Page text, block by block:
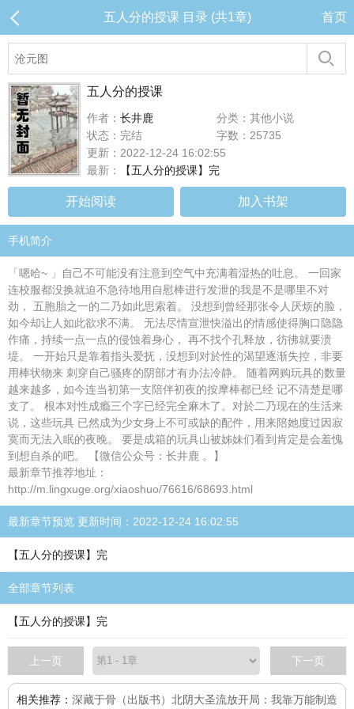
五人分的授课 目录 (共1章) 首页
五人分的授课
作者： 长井鹿
分类：其他小说
状态：完结
字数：25735
更新：2022-12-24 16:02:55
最新：
【五人分的授课】完
开始阅读 加入书架
手机简介
「嗯哈~ 」自己不可能没有注意到空气中充满着湿热的吐息。 一回家
连校服都没换就迫不急待地用自慰棒进行发泄的我是不是哪里不对
劲， 五胞胎之一的二乃如此思索着。 没想到曾经那张令人厌烦的脸，
如今却让人如此欲求不满。 无法尽情宣泄快溢出的情感使得胸口隐隐
作痛，持续一点一点的侵蚀着身心， 再不找个孔释放，彷彿就要溃
堤。 一开始只是靠着指头爱抚，没想到对於性的渴望逐渐失控，非要
用棒状物来 刺穿自己骚疼的阴部才有办法冷静。 随着网购玩具的数量
越来越多，如今连当初第一支陪伴初夜的按摩棒都已经 记不清楚是哪
支了。 根本对性成瘾三个字已经完全麻木了。对於二乃现在的生活来
说，这些玩具 已然成为少女身上不可或缺的配件，用来陪她度过因寂
寞而无法入眠的夜晚。 要是成箱的玩具山被姊妹们看到肯定是会羞愧
到想自杀的吧。 【微信公众号：长井鹿 。】
最新章节推荐地址：
http://m.lingxuge.org/xiaoshuo/76616/68693.html
最新章节预览 更新时间：2022-12-24 16:02:55
【五人分的授课】完
全部章节列表
【五人分的授课】完
上一页 下一页
相关推荐： 深藏于骨（出版书） 北阴大圣流放开局：我靠万能制造